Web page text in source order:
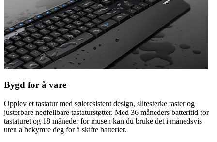
Bygd for å vare
Opplev et tastatur med søleresistent design, slitesterke taster og
justerbare nedfellbare tastaturstøtter. Med 36 måneders batteritid for
tastaturet og 18 måneder for musen kan du bruke det i månedsvis
uten å bekymre deg for å skifte batterier.